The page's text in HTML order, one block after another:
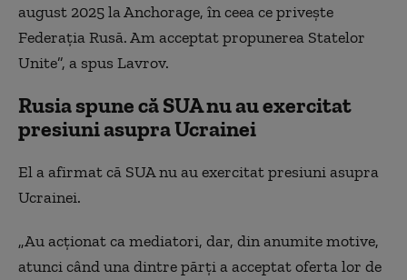
august 2025 la Anchorage, în ceea ce privește
Federația Rusă. Am acceptat propunerea Statelor
Unite”, a spus Lavrov.
Rusia spune că SUA nu au exercitat
presiuni asupra Ucrainei
El a afirmat că SUA nu au exercitat presiuni asupra
Ucrainei.
„Au acționat ca mediatori, dar, din anumite motive,
atunci când una dintre părți a acceptat oferta lor de